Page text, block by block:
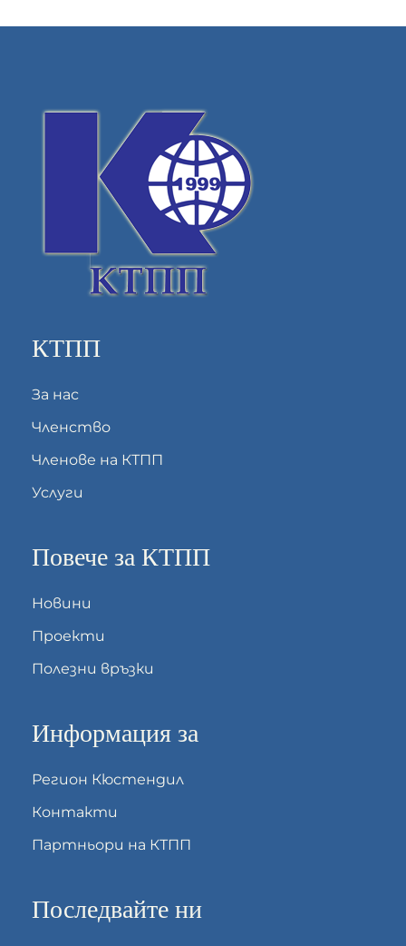
КТПП
За нас
Членство
Членове на КТПП
Услуги
Повече за КТПП
Новини
Проекти
Полезни връзки
Информация за
Регион Кюстендил
Контакти
Партньори на КТПП
Последвайте ни